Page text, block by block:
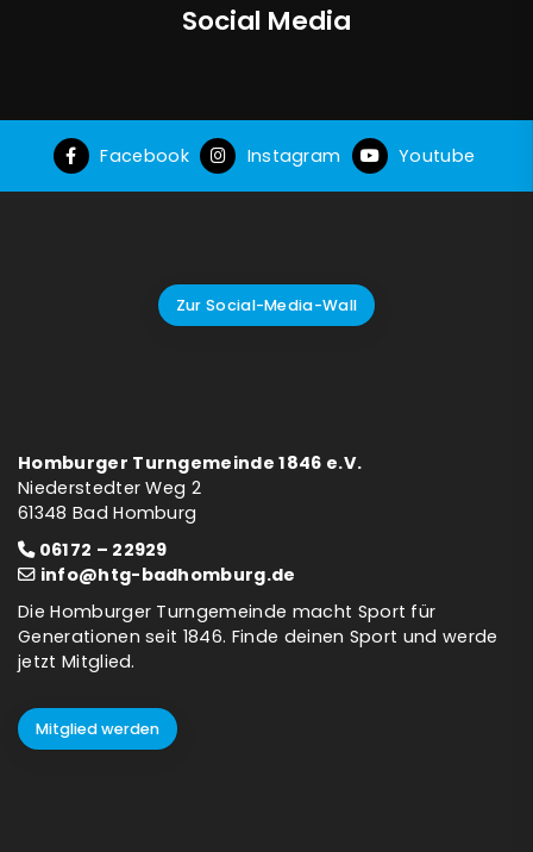
Social Media
Facebook Instagram Youtube
Zur Social-Media-Wall
Homburger Turngemeinde 1846 e.V.
Niederstedter Weg 2
61348 Bad Homburg
06172 – 22929
info@htg-badhomburg.de
Die Homburger Turngemeinde macht Sport für
Generationen seit 1846. Finde deinen Sport und werde
jetzt Mitglied.
Mitglied werden